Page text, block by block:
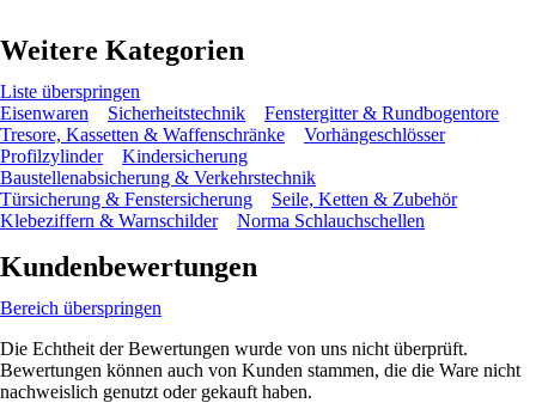
Weitere Kategorien
Liste überspringen
Eisenwaren
Sicherheitstechnik
Fenstergitter & Rundbogentore
Tresore, Kassetten & Waffenschränke
Vorhängeschlösser
Profilzylinder
Kindersicherung
Baustellenabsicherung & Verkehrstechnik
Türsicherung & Fenstersicherung
Seile, Ketten & Zubehör
Klebeziffern & Warnschilder
Norma Schlauchschellen
Kundenbewertungen
Bereich überspringen
Die Echtheit der Bewertungen wurde von uns nicht überprüft.
Bewertungen können auch von Kunden stammen, die die Ware nicht
nachweislich genutzt oder gekauft haben.